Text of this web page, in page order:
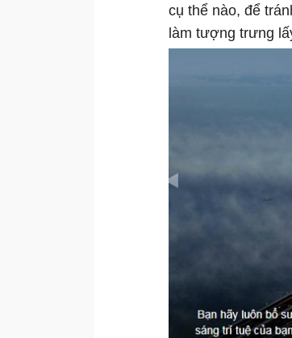
cụ thể nào, để
làm tượng trưng